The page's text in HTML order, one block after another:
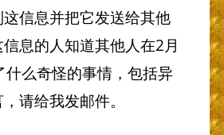
信息并把它发送给其他
息的人知道其他人在2月
什么奇怪的事情，包括异
请给我发邮件。